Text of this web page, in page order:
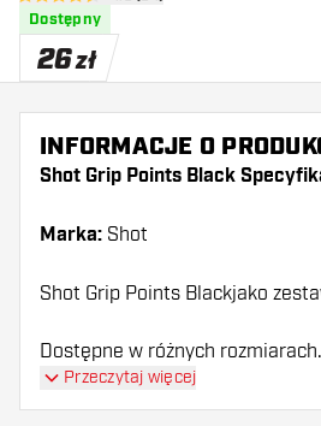
Dostępny
26zł
INFORMACJE O
Shot Grip Points Black
Marka: Shot
Shot Grip Points Blackjako
Dostępne w różnych rozmiarach.
Przeczytaj więcej